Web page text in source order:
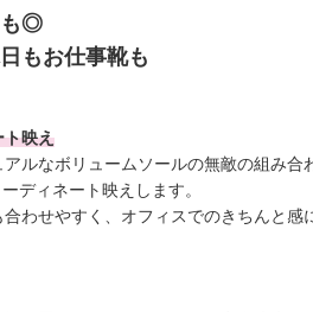
も◎
もお仕事靴も
ト映え
ルなボリュームソールの無敵の組み合
ディネート映えします。
わせやすく、オフィスでのきちんと感